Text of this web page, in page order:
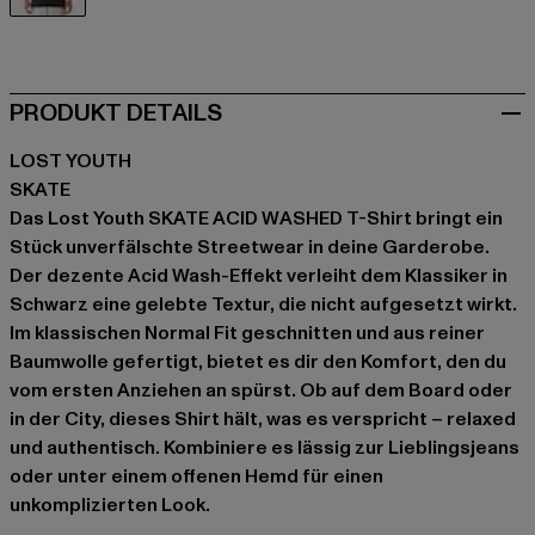
PRODUKT DETAILS
LOST YOUTH
SKATE
Das Lost Youth SKATE ACID WASHED T-Shirt bringt ein
Stück unverfälschte Streetwear in deine Garderobe.
Der dezente Acid Wash-Effekt verleiht dem Klassiker in
Schwarz eine gelebte Textur, die nicht aufgesetzt wirkt.
Im klassischen Normal Fit geschnitten und aus reiner
Baumwolle gefertigt, bietet es dir den Komfort, den du
vom ersten Anziehen an spürst. Ob auf dem Board oder
in der City, dieses Shirt hält, was es verspricht – relaxed
und authentisch. Kombiniere es lässig zur Lieblingsjeans
oder unter einem offenen Hemd für einen
unkomplizierten Look.